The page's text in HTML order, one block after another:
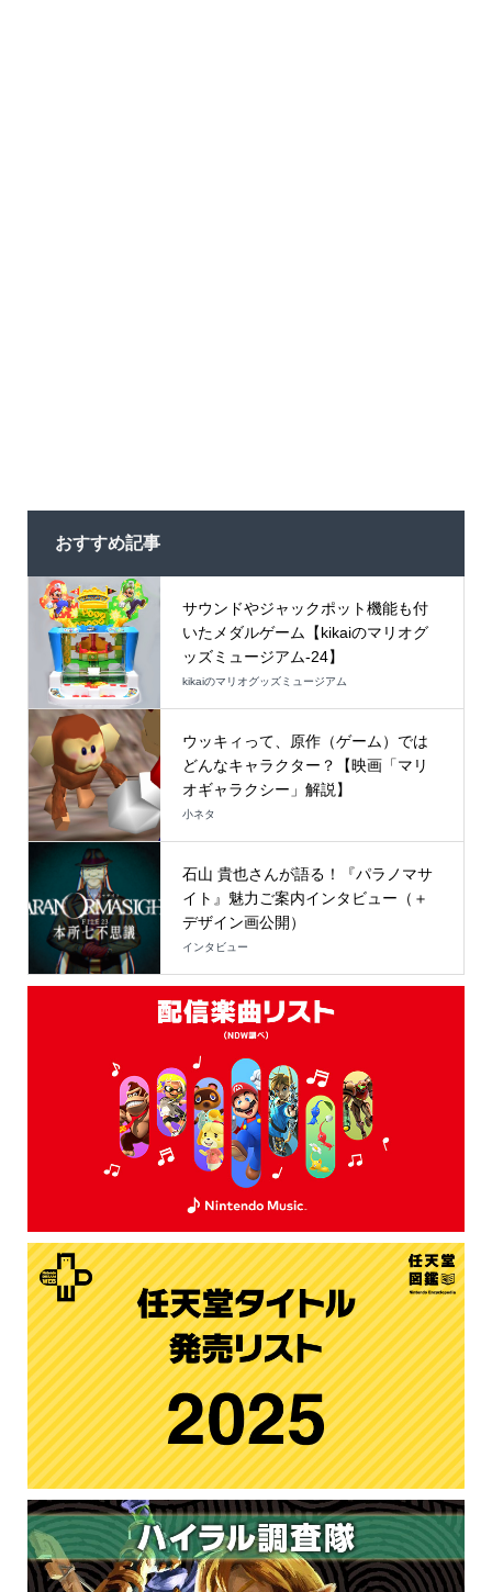
おすすめ記事
サウンドやジャックポット機能も付
いたメダルゲーム【kikaiのマリオグ
ッズミュージアム-24】
kikaiのマリオグッズミュージアム
ウッキィって、原作（ゲーム）では
どんなキャラクター？【映画「マリ
オギャラクシー」解説】
小ネタ
石山 貴也さんが語る！『パラノマサ
イト』魅力ご案内インタビュー（＋
デザイン画公開）
インタビュー